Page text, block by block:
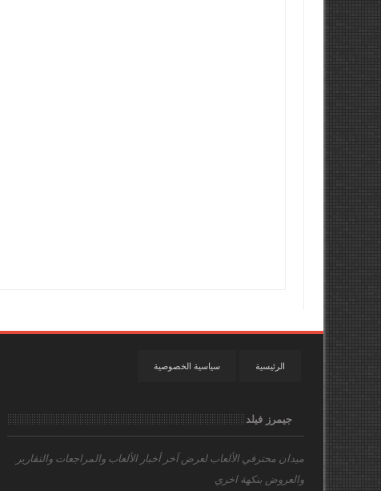
سياسية الخصوصية الرئيسية
جيمرز فيلد
ميدان محترفي الألعابلعرض آخر أخبار الألعاب والمراجعات والتقارير
والعروض بنكهة اخري